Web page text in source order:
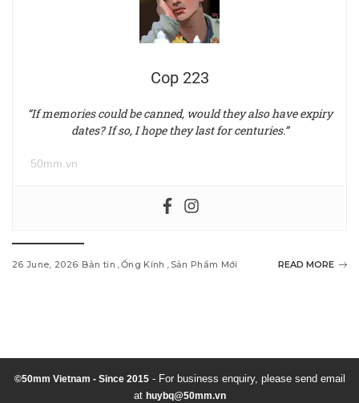
Cop 223
“If memories could be canned, would they also have expiry
dates? If so, I hope they last for centuries.”
50mm.vn
26 June, 2026 Bản tin Ống Kính Sản Phẩm Mới READ MORE
n
d
©50mm Vietnam - Since 2015- For business enquiry, please send email
at huybq@50mm.vn